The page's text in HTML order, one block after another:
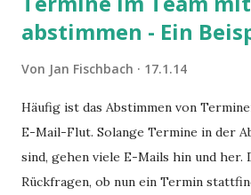
abstimmen - Ein
Von Jan Fischbach 17.1.14
Häufig ist das Abstimmen von
E-Mail-Flut. Solange Termine in der
sind, gehen viele E-Mails hin und her.
Rückfragen, ob nun ein Termin